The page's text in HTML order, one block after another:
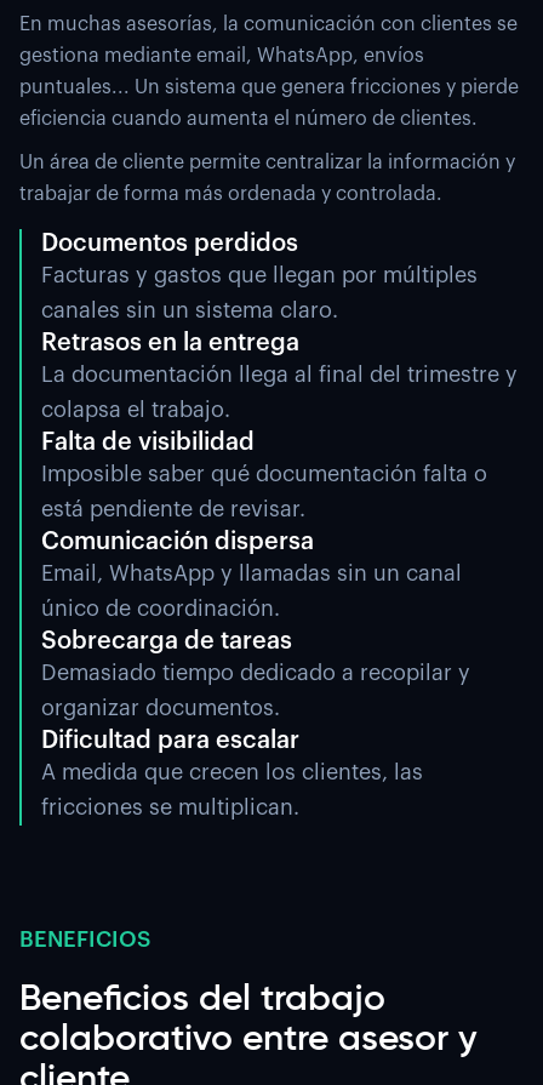
En muchas asesorías, la comunicación con clientes se
gestiona mediante email, WhatsApp, envíos
puntuales... Un sistema que genera fricciones y pierde
eficiencia cuando aumenta el número de clientes.
Un área de cliente permite centralizar la información y
trabajar de forma más ordenada y controlada.
Documentos perdidos
Facturas y gastos que llegan por múltiples
canales sin un sistema claro.
Retrasos en la entrega
La documentación llega al final del trimestre y
colapsa el trabajo.
Falta de visibilidad
Imposible saber qué documentación falta o
está pendiente de revisar.
Comunicación dispersa
Email, WhatsApp y llamadas sin un canal
único de coordinación.
Sobrecarga de tareas
Demasiado tiempo dedicado a recopilar y
organizar documentos.
Dificultad para escalar
A medida que crecen los clientes, las
fricciones se multiplican.
BENEFICIOS
Beneficios del trabajo
colaborativo entre asesor y